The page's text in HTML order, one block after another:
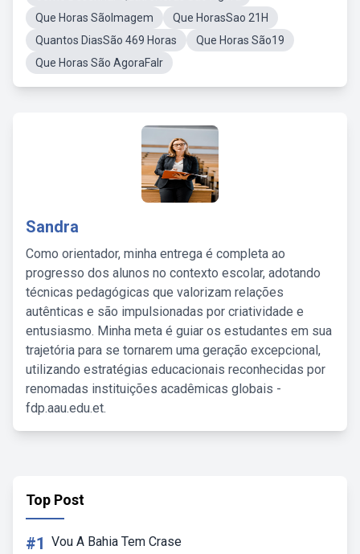
Que Horas SãoImagem
Que HorasSao 21H
Quantos DiasSão 469 Horas
Que Horas São19
Que Horas São AgoraFalr
Sandra
Como orientador, minha entrega é completa ao
progresso dos alunos no contexto escolar, adotando
técnicas pedagógicas que valorizam relações
autênticas e são impulsionadas por criatividade e
entusiasmo. Minha meta é guiar os estudantes em sua
trajetória para se tornarem uma geração excepcional,
utilizando estratégias educacionais reconhecidas por
renomadas instituições acadêmicas globais -
fdp.aau.edu.et.
Top Post
#1 Vou A Bahia Tem Crase